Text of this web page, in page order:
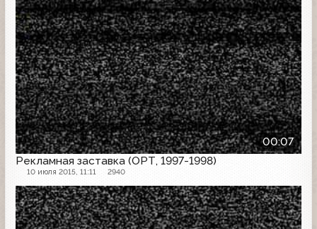
00:07
Рекламная заставка (ОРТ, 1997-1998)
10 июля 2015, 11:11 2940
Рекламная заставка